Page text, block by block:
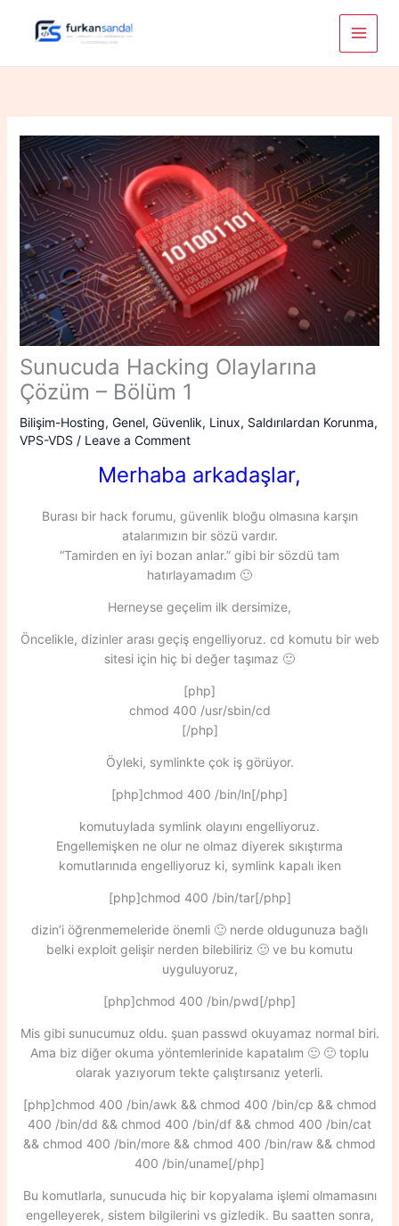
Sunucuda Hacking Olaylarına
Çözüm – Bölüm 1
Bilişim-Hosting, Genel, Güvenlik, Linux, Saldırılardan Korunma,
VPS-VDS / Leave a Comment
Merhaba arkadaşlar,
Burası bir hack forumu, güvenlik bloğu olmasına karşın
atalarımızın bir sözü vardır.
“Tamirden en iyi bozan anlar.” gibi bir sözdü tam
hatırlayamadım 🙂
Herneyse geçelim ilk dersimize,
Öncelikle, dizinler arası geçiş engelliyoruz. cd komutu bir web
sitesi için hiç bi değer taşımaz 🙂
[php]
chmod 400 /usr/sbin/cd
[/php]
Öyleki, symlinkte çok iş görüyor.
[php]chmod 400 /bin/ln[/php]
komutuylada symlink olayını engelliyoruz.
Engellemişken ne olur ne olmaz diyerek sıkıştırma
komutlarınıda engelliyoruz ki, symlink kapalı iken
[php]chmod 400 /bin/tar[/php]
dizin’i öğrenmemeleride önemli 🙂 nerde oldugunuza bağlı
belki exploit gelişir nerden bilebiliriz 🙂 ve bu komutu
uyguluyoruz,
[php]chmod 400 /bin/pwd[/php]
Mis gibi sunucumuz oldu. şuan passwd okuyamaz normal biri.
Ama biz diğer okuma yöntemlerinide kapatalım 🙂 🙂 toplu
olarak yazıyorum tekte çalıştırsanız yeterli.
[php]chmod 400 /bin/awk && chmod 400 /bin/cp && chmod
400 /bin/dd && chmod 400 /bin/df && chmod 400 /bin/cat
&& chmod 400 /bin/more && chmod 400 /bin/raw && chmod
400 /bin/uname[/php]
Bu komutlarla, sunucuda hiç bir kopyalama işlemi olmamasını
engelleyerek, sistem bilgilerini vs gizledik. Bu saatten sonra,